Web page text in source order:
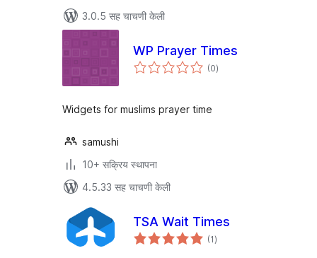
3.0.5 सह चाचणी केली
WP Prayer Times
(0एकूण
मूल्यांकन
)
Widgets for muslims prayer time
samushi
10+ सक्रिय स्थापना
4.5.33 सह चाचणी केली
TSA Wait Times
(1एकूण
मूल्यांकन
)